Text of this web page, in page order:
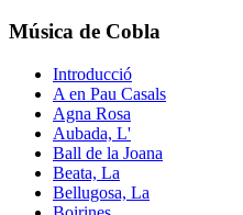
Música de Cobla
Introducció
A en Pau Casals
Agna Rosa
Aubada, L'
Ball de la Joana
Beata, La
Bellugosa, La